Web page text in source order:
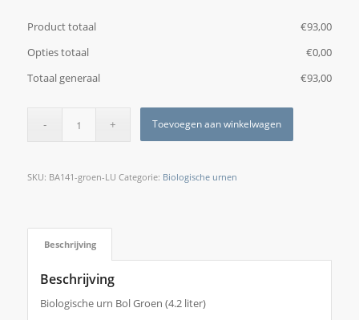
Product totaal €‎93,00
Opties totaal
€‎0,00
Totaal generaal
€‎93,00
Toevoegen aan winkelwagen
SKU: BA141-groen-LU Categorie: Biologische urnen
Beschrijving
Beschrijving
Biologische urn Bol Groen (4.2 liter)